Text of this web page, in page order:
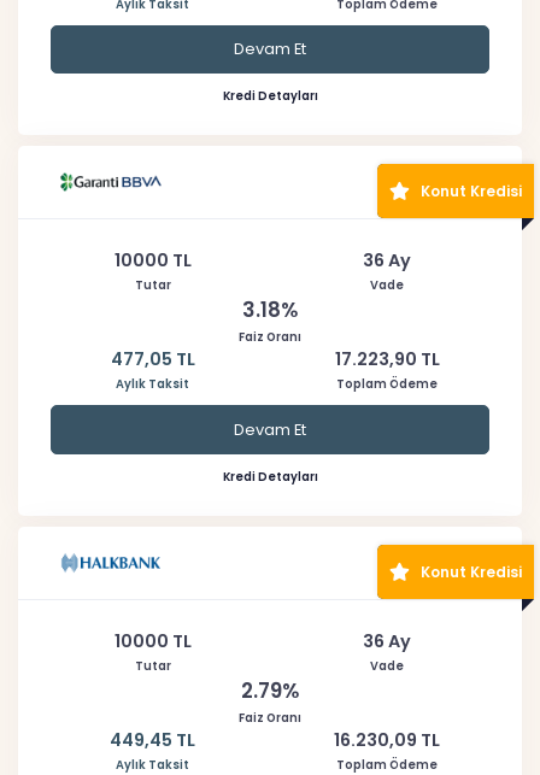
Aylık Taksit Toplam Ödeme
Devam Et
Kredi Detayları
Konut Kredisi
10000 TL
Tutar
36 Ay
Vade
3.18%
Faiz Oranı
477,05 TL
Aylık Taksit
17.223,90 TL
Toplam Ödeme
Devam Et
Kredi Detayları
Konut Kredisi
10000 TL
Tutar
36 Ay
Vade
2.79%
Faiz Oranı
449,45 TL
Aylık Taksit
16.230,09 TL
Toplam Ödeme